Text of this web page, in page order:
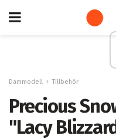
Dammodell Tillbehör
Precious
"Lacy